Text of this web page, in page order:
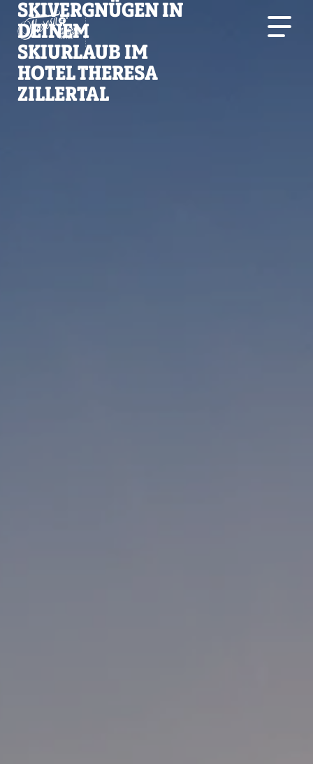
SKIVERGNÜGEN IN
DEINEM
SKIURLAUB IM
HOTEL THERESA
ZILLERTAL